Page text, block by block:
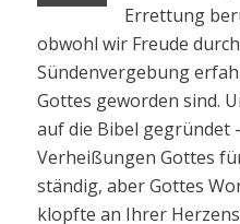
Errettung
obwohl wir Freude
Sündenvergebung
Gottes geworden sind.
auf die Bibel gegründet
Verheißungen Gottes
ständig, aber Gottes
klopfte an Ihrer